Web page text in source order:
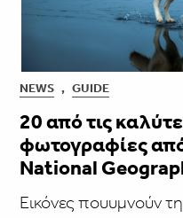
NEWS , GUIDE
20 από τις
φωτογραφίες
National
Εικόνες πουυμνούν